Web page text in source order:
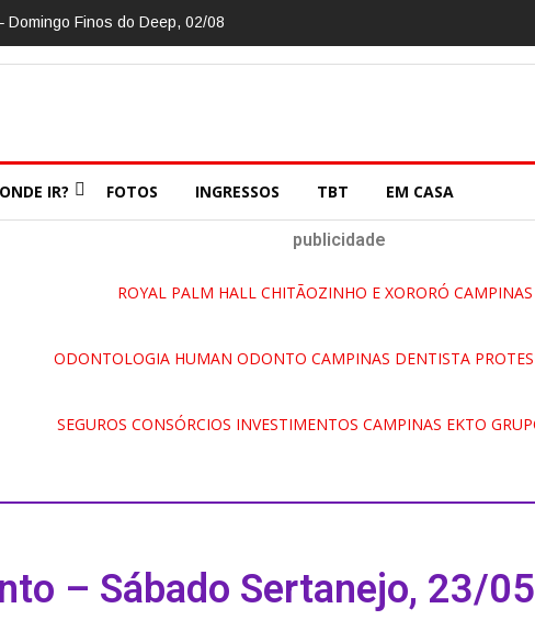
Domingo Finos do Deep, 02/08
ONDE IR? FOTOS INGRESSOS TBT EM CASA
publicidade
– Sábado Sertanejo, 23/05